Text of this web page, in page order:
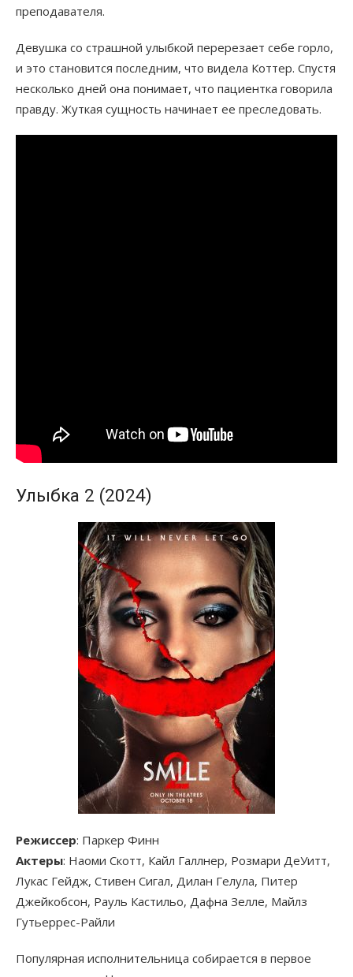
преподавателя.
Девушка со страшной улыбкой перерезает себе горло,
и это становится последним, что видела Коттер. Спустя
несколько дней она понимает, что пациентка говорила
правду. Жуткая сущность начинает ее преследовать.
Улыбка 2 (2024)
Режиссер: Паркер Финн
Актеры: Наоми Скотт, Кайл Галлнер, Розмари ДеУитт,
Лукас Гейдж, Стивен Сигал, Дилан Гелула, Питер
Джейкобсон, Рауль Кастильо, Дафна Зелле, Майлз
Гутьеррес-Райли
Популярная исполнительница собирается в первое